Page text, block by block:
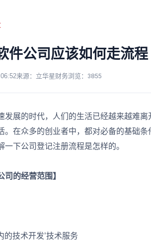
件公司应该如何走流程
来源：立华星财务浏览： 3855
展的时代，人们的生活已经越来越难离
。在众多的创业者中，都对必备的基础条
一下公司登记注册流程是怎样的。
的经营范围】
技术开发’技术服务